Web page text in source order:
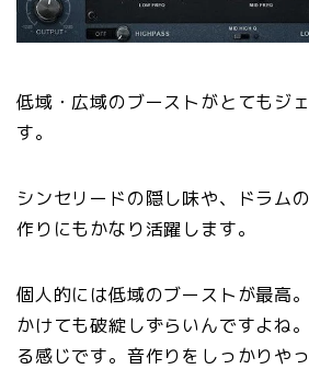
低域・広域のブーストがとてもジ
す。
シンセリードの隠し味や、ドラム
作りにもかなり活躍します。
個人的には低域のブーストが最高
かけても破綻しずらいんですよね
る感じです。音作りをしっかりや